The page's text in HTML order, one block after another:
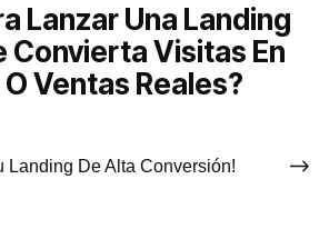
Lanzar Una Landing
Convierta Visitas En
Ventas Reales?
Landing De Alta Conversión!